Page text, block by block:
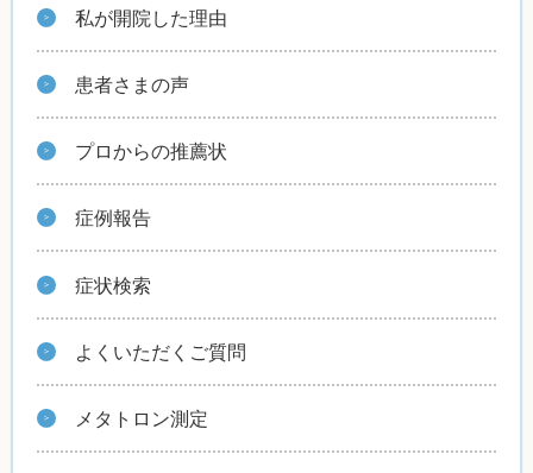
私が開院した理由
患者さまの声
プロからの推薦状
症例報告
症状検索
よくいただくご質問
メタトロン測定